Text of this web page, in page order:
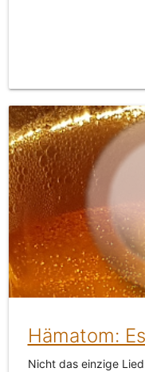
Hämatom:
Nicht das einzige